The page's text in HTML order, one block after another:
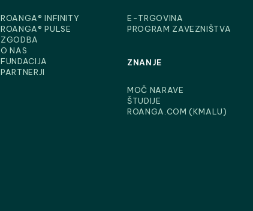
ROANGA® INFINITY
ROANGA® PULSE
ZGODBA
O NAS
FUNDACIJA
PARTNERJI
E-TRGOVINA
PROGRAM ZAVEZNIŠTVA
ZNANJE
MOČ NARAVE
ŠTUDIJE
ROANGA.COM (KMALU)